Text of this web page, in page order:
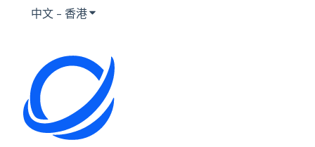
中文 - 香港顯示要翻譯的子選單